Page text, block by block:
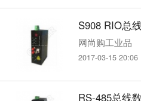
S908 RIO总
网尚购工业品
2017-03-15 20:06
RS-485总线